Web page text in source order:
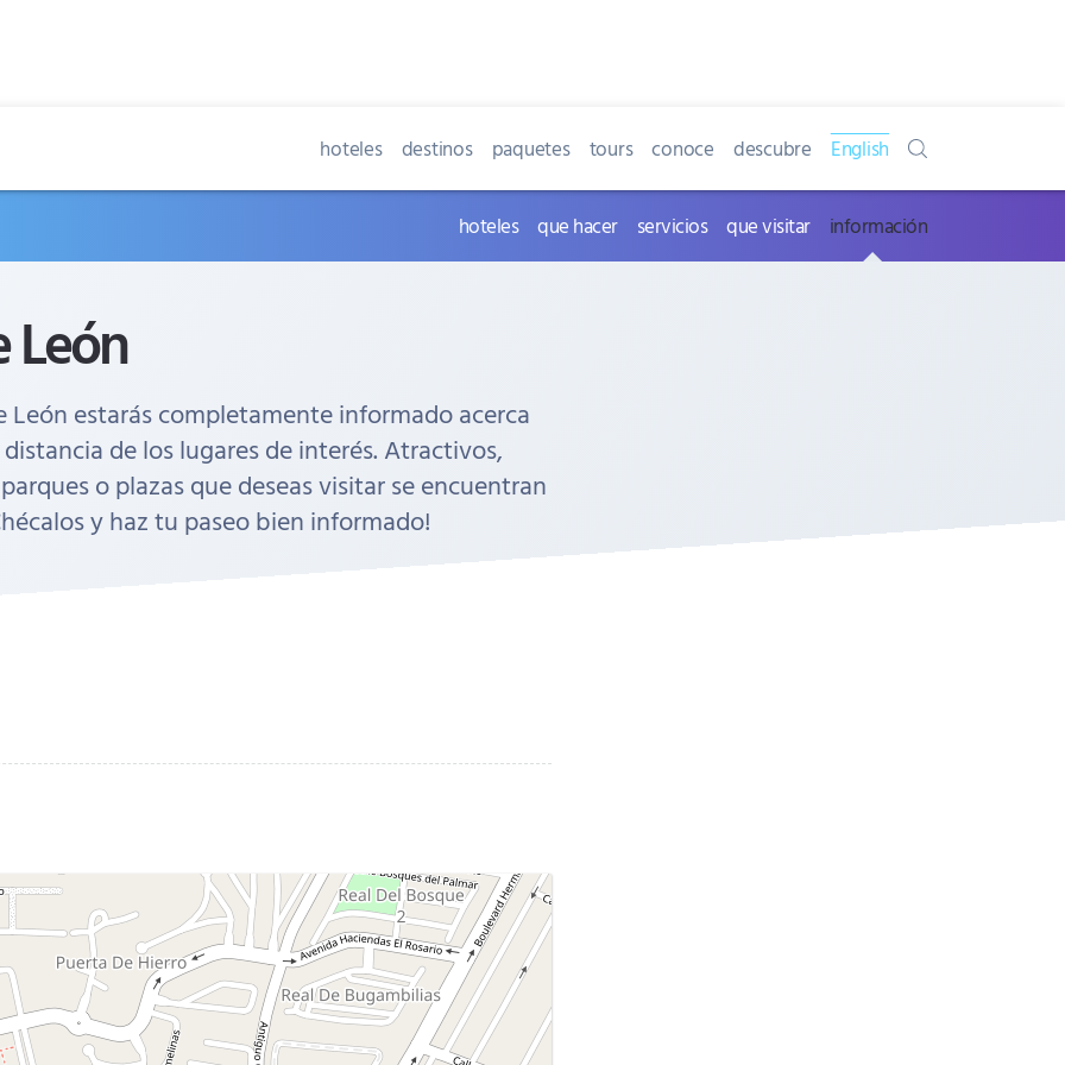
hoteles destinos paquetes tours conoce descubre English
hoteles que hacer servicios que visitar información
León estarás completamente informado acerca
de los lugares de interés. Atractivos,
o plazas que deseas visitar se encuentran
y haz tu paseo bien informado!